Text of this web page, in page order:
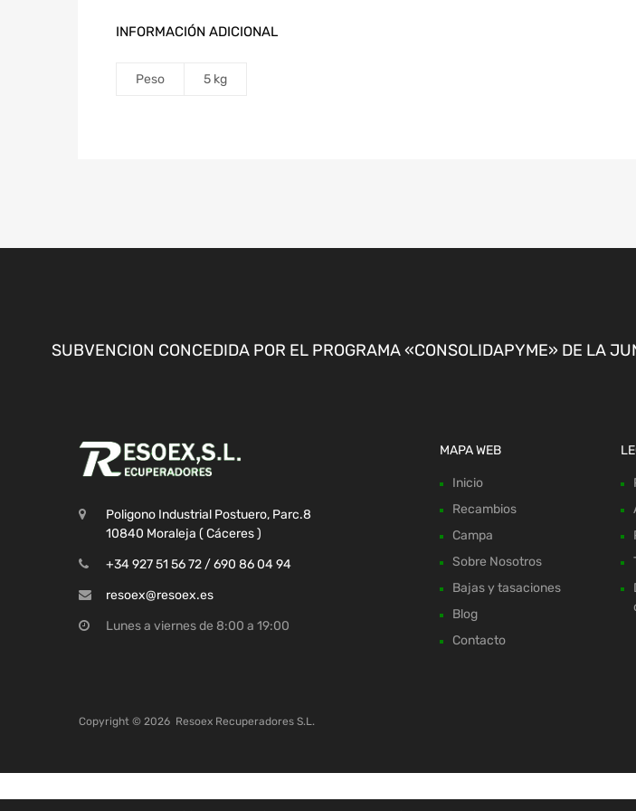
INFORMACIÓN ADICIONAL
Peso 5 kg
SUBVENCION CONCEDIDA POR EL PROGRAMA «CONSOLIDAPYME» DE LA
Poligono Industrial Postuero, Parc.8
10840 Moraleja ( Cáceres )
+34 927 51 56 72 / 690 86 04 94
resoex@resoex.es
Lunes a viernes de 8:00 a 19:00
MAPA WEB
Inicio
Recambios
Campa
Sobre Nosotros
Bajas y tasaciones
Blog
Contacto
Copyright © 2026 Resoex Recuperadores S.L.